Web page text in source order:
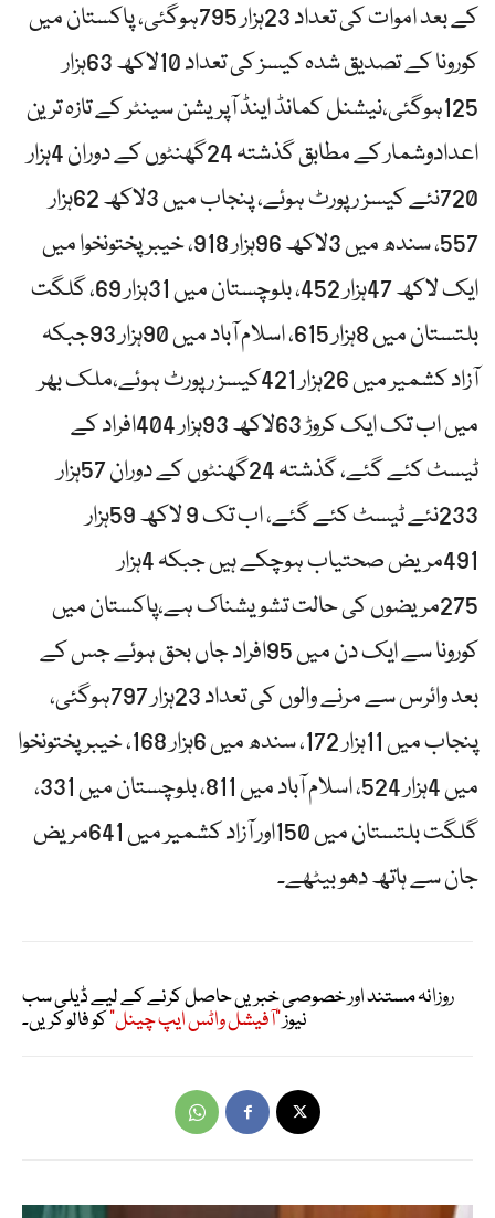
کے بعد اموات کی تعداد 23ہزار 795ہوگئی، پاکستان میں
کورونا کے تصدیق شدہ کیسز کی تعداد 10لاکھ 63ہزار
125ہوگئی،نیشنل کمانڈ اینڈ آپریشن سینٹر کے تازہ ترین
اعدادوشمار کے مطابق گذشتہ 24گھنٹوں کے دوران 4ہزار
720نئے کیسز رپورٹ ہوئے، پنجاب میں 3لاکھ 62ہزار
557، سندھ میں 3لاکھ 96ہزار 918، خیبر پختونخوا میں
ایک لاکھ 47ہزار 452، بلوچستان میں 31ہزار 69، گلگت
بلتستان میں 8ہزار 615، اسلام آباد میں 90ہزار 93جبکہ
آزاد کشمیر میں 26ہزار 421کیسز رپورٹ ہوئے،ملک بھر
میں اب تک ایک کروڑ 63لاکھ 93ہزار 404افراد کے
ٹیسٹ کئے گئے، گذشتہ 24گھنٹوں کے دوران 57ہزار
233نئے ٹیسٹ کئے گئے، اب تک 9 لاکھ 59ہزار
491مریض صحتیاب ہوچکے ہیں جبکہ 4ہزار
275مریضوں کی حالت تشویشناک ہے،پاکستان میں
کورونا سے ایک دن میں 95افراد جاں بحق ہوئے جس کے
بعد وائرس سے مرنے والوں کی تعداد 23ہزار 797ہوگئی،
پنجاب میں 11ہزار 172، سندھ میں 6ہزار 168، خیبرپختونخوا
میں 4ہزار 524، اسلام آباد میں 811، بلوچستان میں 331،
گلگت بلتستان میں 150اور آزاد کشمیر میں 641مریض
جان سے ہاتھ دھو بیٹھے۔
روزانہ مستند اور خصوصی خبریں حاصل کرنے کے لیے ڈیلی سب
نیوز"آفیشل واٹس ایپ چینل"کو فالو کریں۔